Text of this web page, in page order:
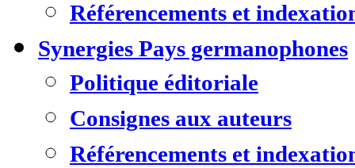
Référencements et
Synergies Pays germanophones
Politique éditoriale
Consignes aux auteurs
Référencements et